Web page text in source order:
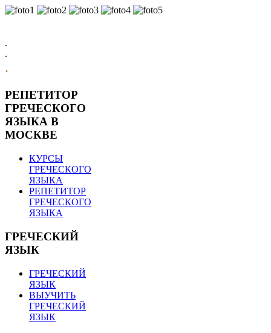
.
.
.
РЕПЕТИТОР
ГРЕЧЕСКОГО
ЯЗЫКА В
МОСКВЕ
КУРСЫ
ГРЕЧЕСКОГО
ЯЗЫКА
РЕПЕТИТОР
ГРЕЧЕСКОГО
ЯЗЫКА
ГРЕЧЕСКИЙ
ЯЗЫК
ГРЕЧЕСКИЙ
ЯЗЫК
ВЫУЧИТЬ
ГРЕЧЕСКИЙ
ЯЗЫК